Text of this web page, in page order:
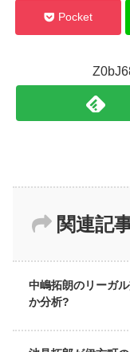
Pocket
関連記
中嶋拓朗のリーガ
か分析?